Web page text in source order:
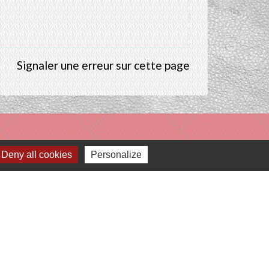
Signaler une erreur sur cette page
Deny all cookies Personalize